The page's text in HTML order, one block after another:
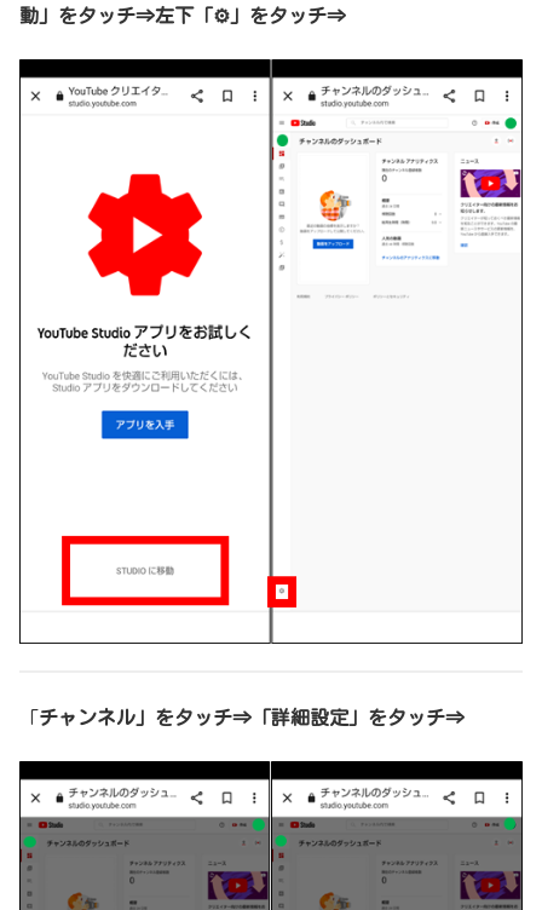
動」をタッチ⇒左下「⚙」をタッチ⇒
「チャンネル」をタッチ⇒「詳細設定」をタッチ⇒